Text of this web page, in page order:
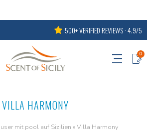
500+ VERIFIED REVIEWS · 4.9/5
0
VILLA HARMONY
mit pool auf Sizilien »Villa Harmony